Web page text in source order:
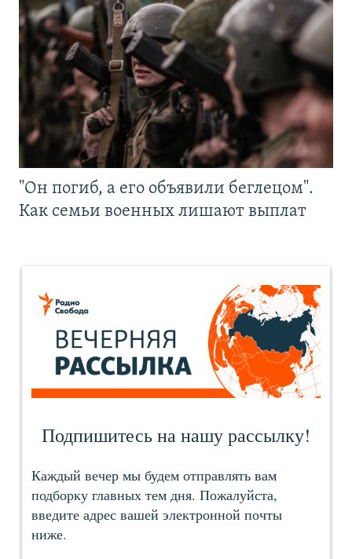
"Он погиб, а его объявили беглецом".
Как семьи военных лишают выплат